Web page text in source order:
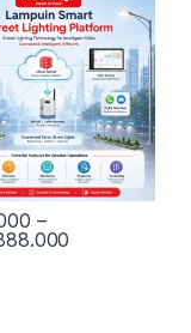
–
has multiple